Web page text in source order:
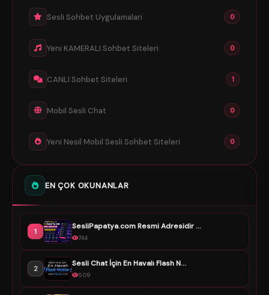
Sesli Sohbet Uygulamalari 0
Yeni KAMERALI Sohbet Siteleri 0
CANLI Sohbet Siteleri 1
Mobil Sesli Chat 0
Yeni Nesil Mobil Sesli Sohbet Siteleri 0
EN ÇOK OKUNANLAR
1
SesliPapatya.com Resmi Adresidir ...
744
2
Sesli Chat İçin En Havalı Flash N...
509